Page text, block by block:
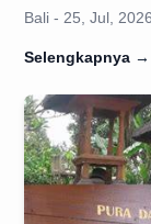
Bali - 25, Jul,
Selengkapnya →